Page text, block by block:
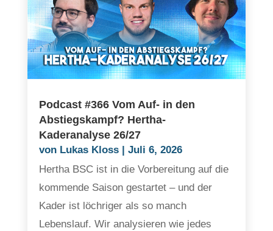
Podcast #366 Vom Auf- in den
Abstiegskampf? Hertha-
Kaderanalyse 26/27
von Lukas Kloss| Juli 6, 2026
Hertha BSC ist in die Vorbereitung auf die
kommende Saison gestartet – und der
Kader ist löchriger als so manch
Lebenslauf. Wir analysieren wie jedes